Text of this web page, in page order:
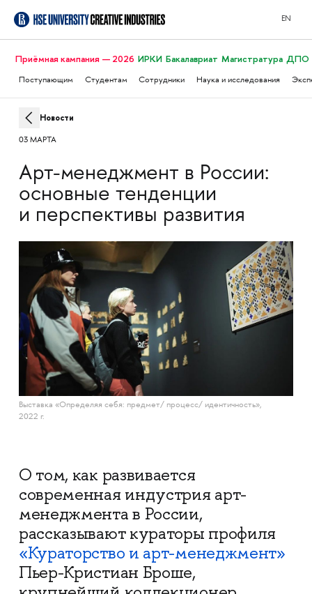
EN
Приёмная кампания — 2026 ИРКИ Бакалавриат Магистратура ДПО
Поступающим Студентам Сотрудники Наука и исследования
Новости
03 МАРТА
Арт-менеджмент в России:
основные тенденции
и перспективы развития
Выставка «Определяя себя: предмет/ процесс/ идентичность»,
2022 г.
О том, как развивается
современная индустрия арт-
менеджмента в России,
рассказывают кураторы профиля
«Кураторство и арт-менеджмент»
Пьер-Кристиан Броше,